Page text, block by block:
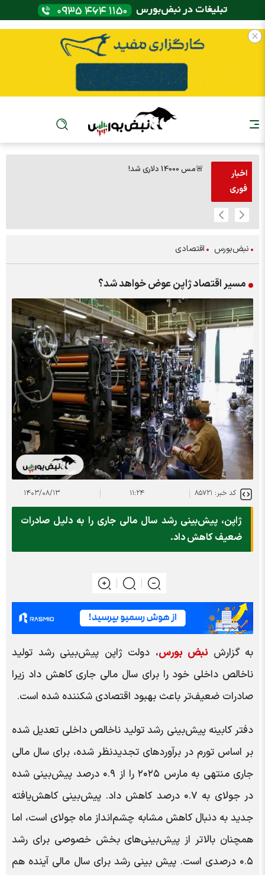
اخبار
فوری
🚨مس 14000 دلاری شد!
نبض‌بورس اقتصادی
مسیر اقتصاد ژاپن عوض خواهد شد؟
کد خبر: ۸۵۷۲۱ ۱۱:۲۴ ۱۴۰۳/۰۸/۱۳
ژاپن، پیش‌بینی رشد سال مالی جاری را به دلیل صادرات
ضعیف کاهش داد.
به گزارشنبض بورس، دولت ژاپن پیش‌بینی رشد تولید
ناخالص داخلی خود را برای سال مالی جاری کاهش داد زیرا
صادرات ضعیف‌تر باعث بهبود اقتصادی شکننده شده است.
دفتر کابینه پیش‌بینی رشد تولید ناخالص داخلی تعدیل شده
بر اساس تورم در برآوردهای تجدیدنظر شده، برای سال مالی
جاری منتهی به مارس ۲۰۲۵ را از ۰.۹ درصد پیش‌بینی شده
در جولای به ۰.۷ درصد کاهش داد. پیش‌بینی کاهش‌یافته
جدید به دنبال کاهش مشابه چشم‌انداز ماه جولای است، اما
همچنان بالاتر از پیش‌بینی‌های بخش خصوصی برای رشد
۰.۵ درصدی است. پیش بینی رشد برای سال مالی آینده هم